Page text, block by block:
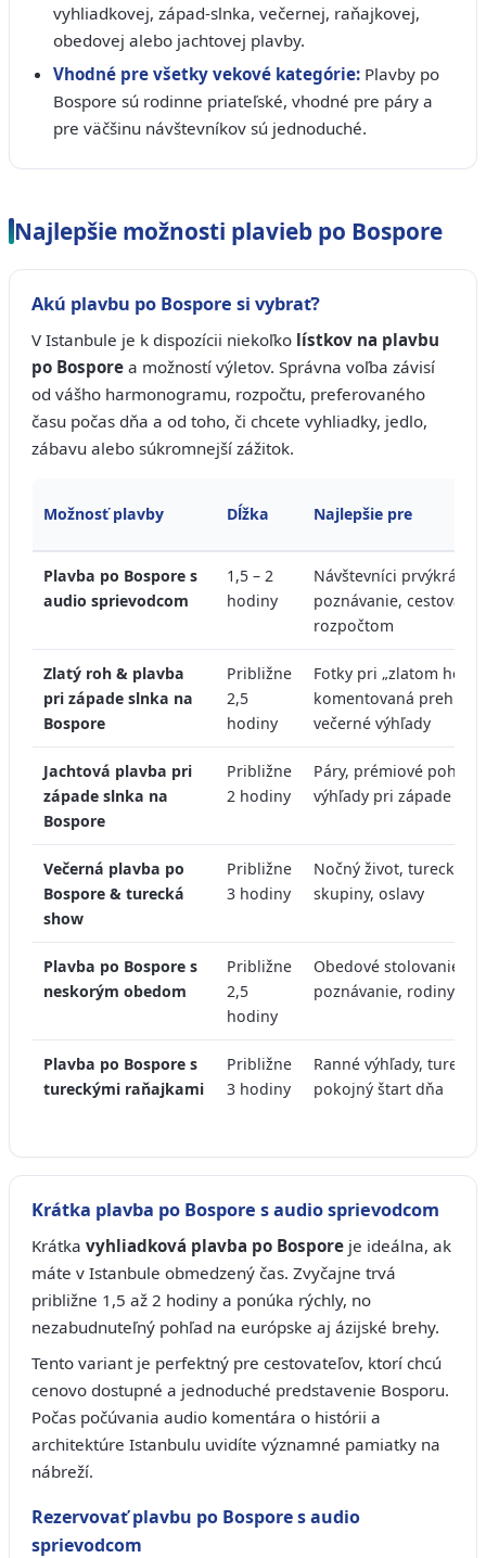
vyhliadkovej, západ-slnka, večernej, raňajkovej,
obedovej alebo jachtovej plavby.
Vhodné pre všetky vekové kategórie: Plavby po
Bospore sú rodinne priateľské, vhodné pre páry a
pre väčšinu návštevníkov sú jednoduché.
Najlepšie možnosti plavieb po Bospore
Akú plavbu po Bospore si vybrať?
V Istanbule je k dispozícii niekoľko lístkov na plavbu
po Bospore a možností výletov. Správna voľba závisí
od vášho harmonogramu, rozpočtu, preferovaného
času počas dňa a od toho, či chcete vyhliadky, jedlo,
zábavu alebo súkromnejší zážitok.
Možnosť plavby Dĺžka Najlepšie pre
Plavba po Bospore s
audio sprievodcom
1,5 – 2
hodiny
Návštevníci prvýkrát,
poznávanie,
rozpočtom
Zlatý roh & plavba
pri západe slnka na
Bospore
Približne
2,5
hodiny
Fotky pri „zlatom
komentovaná
večerné výhľady
Jachtová plavba pri
západe slnka na
Bospore
Približne
2 hodiny
Páry, prémiové
výhľady pri západe
Večerná plavba po
Bospore & turecká
show
Približne
3 hodiny
Nočný život, turecká
skupiny, oslavy
Plavba po Bospore s
neskorým obedom
Približne
2,5
hodiny
Obedové stolovanie
poznávanie, rodiny
Plavba po Bospore s
tureckými raňajkami
Približne
3 hodiny
Ranné výhľady,
pokojný štart dňa
Krátka plavba po Bospore s audio sprievodcom
Krátka vyhliadková plavba po Bospore je ideálna, ak
máte v Istanbule obmedzený čas. Zvyčajne trvá
približne 1,5 až 2 hodiny a ponúka rýchly, no
nezabudnuteľný pohľad na európske aj ázijské brehy.
Tento variant je perfektný pre cestovateľov, ktorí chcú
cenovo dostupné a jednoduché predstavenie Bosporu.
Počas počúvania audio komentára o histórii a
architektúre Istanbulu uvidíte významné pamiatky na
nábreží.
Rezervovať plavbu po Bospore s audio
sprievodcom